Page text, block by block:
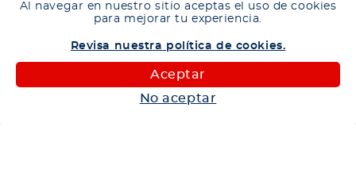
Al navegar en nuestro sitio aceptas el uso de cookies
para mejorar tu experiencia.
Revisa nuestra política de cookies.
Aceptar
No aceptar